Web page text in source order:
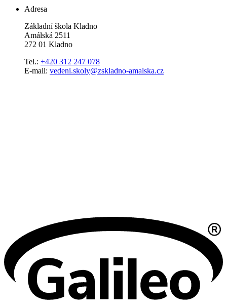
Adresa
Základní škola Kladno
Amálská 2511
272 01 Kladno
Tel.: +420 312 247 078
E-mail: vedeni.skoly@zskladno-amalska.cz